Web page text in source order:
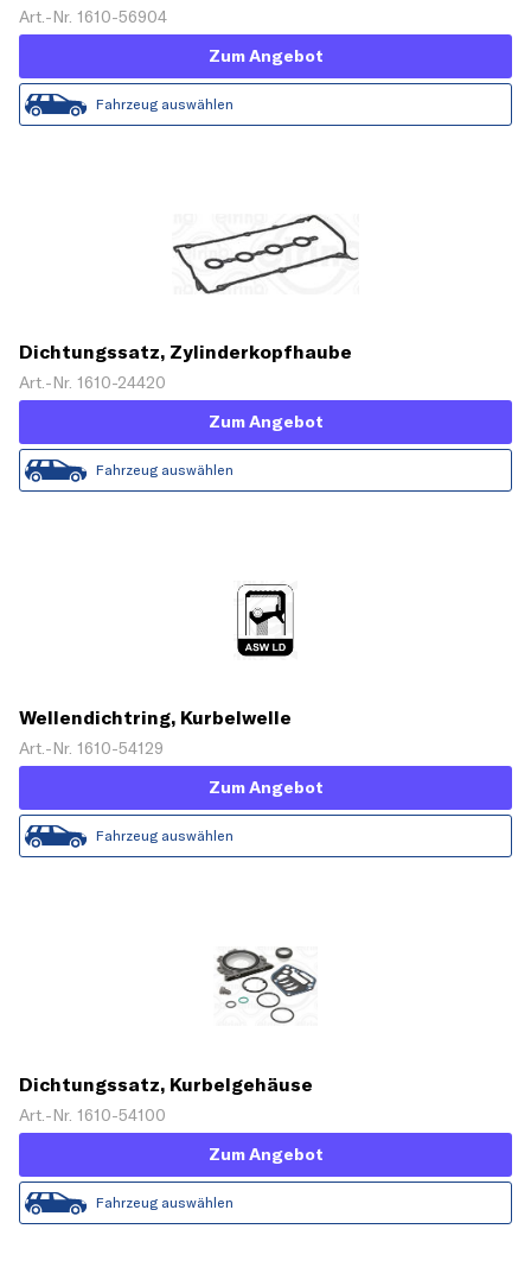
Art.-Nr. 1610-56904
Zum Angebot
Fahrzeug auswählen
Dichtungssatz, Zylinderkopfhaube
Art.-Nr. 1610-24420
Zum Angebot
Fahrzeug auswählen
Wellendichtring, Kurbelwelle
Art.-Nr. 1610-54129
Zum Angebot
Fahrzeug auswählen
Dichtungssatz, Kurbelgehäuse
Art.-Nr. 1610-54100
Zum Angebot
Fahrzeug auswählen